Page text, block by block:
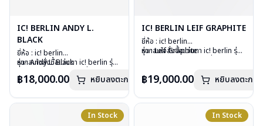
IC! BERLIN ANDY L.
BLACK
ยี่ห้อ : ic! berlin
รุ่น : Andy L. Black
เลนส์ : Demo Lens
น้ำหนัก : 17 กรัม
หากสนใจสั่งชื้อแว่นตา ic! berlin รุ่น
กรุณาติดต่อเราคลิก
฿18,000.00 หยิบลงตะกร้า
IC! BERLIN LEIF GRAPHITE
ยี่ห้อ : ic! berlin
รุ่น : Leif Graphite
อุปกรณ์ : กล่องแว่น, ผ้าเช็ดแว่น
การรับประกัน : 1 ปี
หากสนใจสั่งชื้อแว่นตา ic! berlin รุ่น
฿19,000.00 หยิบลงตะกร้า
In Stock In Stock